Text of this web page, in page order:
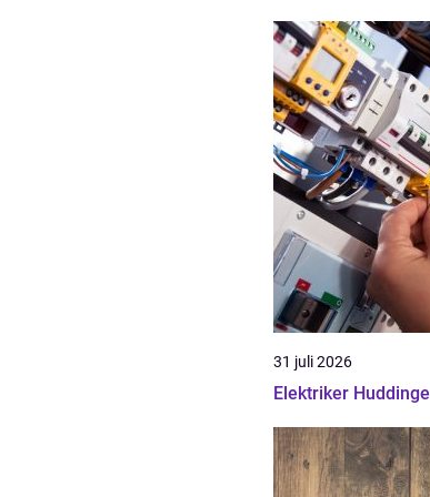
31 juli 2026
Elektriker Huddinge